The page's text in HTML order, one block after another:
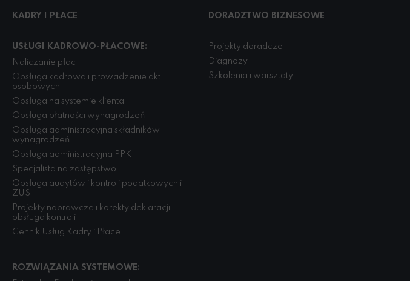
KADRY I PŁACE
USŁUGI KADROWO-PŁACOWE:
Naliczanie płac
Obsługa kadrowa i prowadzenie akt
osobowych
Obsługa na systemie klienta
Obsługa płatności wynagrodzeń
Obsługa administracyjna składników
wynagrodzeń
Obsługa administracyjna PPK
Specjalista na zastępstwo
Obsługa audytów i kontroli podatkowych i
ZUS
Projekty naprawcze i korekty deklaracji -
obsługa kontroli
Cennik Usług Kadry i Płace
ROZWIĄZANIA SYSTEMOWE:
DORADZTWO BIZNESOWE
Projekty doradcze
Diagnozy
Szkolenia i warsztaty